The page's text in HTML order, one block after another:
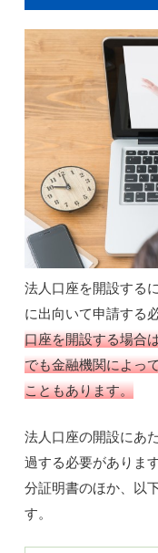
法人口座を開設する
に出向いて申請する
口座を開設する場合
でも金融機関によっ
こともあります。
法人口座の開設にあ
過する必要がありま
分証明書のほか、以
す。